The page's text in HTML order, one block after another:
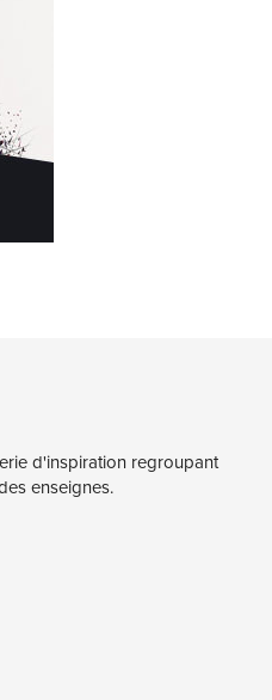
d'inspiration regroupant
enseignes.